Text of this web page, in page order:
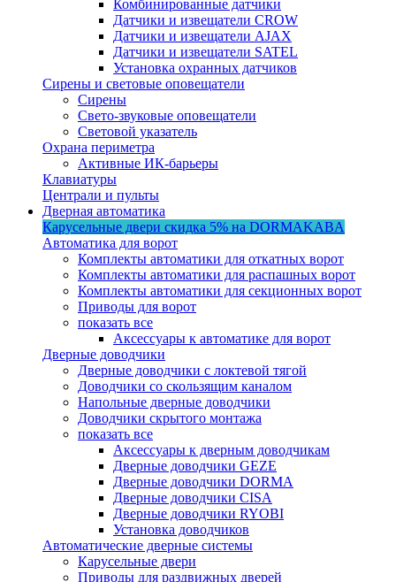
Комбинированные датчики
Датчики и извещатели CROW
Датчики и извещатели AJAX
Датчики и извещатели SATEL
Установка охранных датчиков
Сирены и световые оповещатели
Сирены
Свето-звуковые оповещатели
Световой указатель
Охрана периметра
Активные ИК-барьеры
Клавиатуры
Централи и пульты
Дверная автоматика
Карусельные двери скидка 5% на DORMAKABA
Автоматика для ворот
Комплекты автоматики для откатных ворот
Комплекты автоматики для распашных ворот
Комплекты автоматики для секционных ворот
Приводы для ворот
показать все
Аксессуары к автоматике для ворот
Дверные доводчики
Дверные доводчики с локтевой тягой
Доводчики со скользящим каналом
Напольные дверные доводчики
Доводчики скрытого монтажа
показать все
Аксессуары к дверным доводчикам
Дверные доводчики GEZE
Дверные доводчики DORMA
Дверные доводчики CISA
Дверные доводчики RYOBI
Установка доводчиков
Автоматические дверные системы
Карусельные двери
Приводы для раздвижных дверей